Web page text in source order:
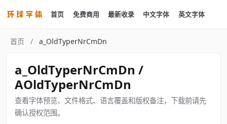
首页 免费商用 最新收录 中文字体 英文字体
首页 / a_OldTyperNrCmDn
a_OldTyperNrCmDn /
AOldTyperNrCmDn
查看字体预览、文件格式、语言覆盖和版权备注，下载前请先
确认授权范围。